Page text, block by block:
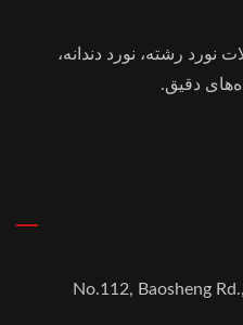
نورد رشته، نورد دندانه،
دقیق.
No.112, Baosheng